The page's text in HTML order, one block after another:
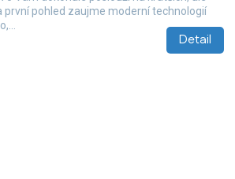
Detail
první pohled zaujme moderní technologií